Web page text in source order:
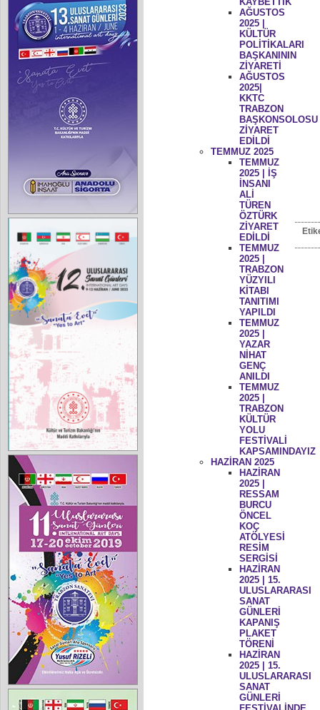
AĞUSTOS
2025 |
KÜLTÜR
POLİTİKALARI
BAŞKANININ
ZİYARETİ
AĞUSTOS
2025|
KKTC
TRABZON
BAŞKONSOLOSU
ZİYARET
EDİLDİ
TEMMUZ 2025
TEMMUZ
2025 | İŞ
İNSANI
ALİ
TÜREN
ÖZTÜRK
ZİYARET
EDİLDİ
TEMMUZ
2025 |
TRABZON
YÜZYILI
KİTABI
TANITIMI
YAPILDI
TEMMUZ
2025 |
YAZAR
NİHAT
GENÇ
ANILDI
TEMMUZ
2025 |
TRABZON
KÜLTÜR
YOLU
FESTİVALİ
KAPSAMINDAYIZ
HAZİRAN 2025
HAZİRAN
2025 |
RESSAM
BURCU
ÖNCEL
KOÇ
ATÖLYESİ
RESİM
SERGİSİ
HAZİRAN
2025 | 15.
ULUSLARARASI
SANAT
GÜNLERİ
KAPANIŞ
PLAKET
TÖRENİ
HAZİRAN
2025 | 15.
ULUSLARARASI
SANAT
GÜNLERİ